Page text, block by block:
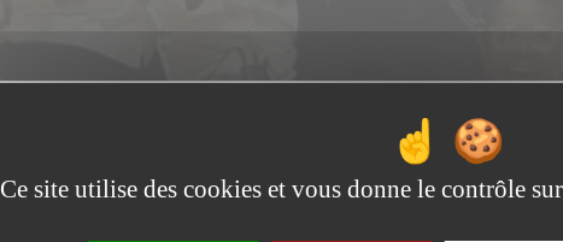
Ce site utilise des cookies et vous donne le contrôle